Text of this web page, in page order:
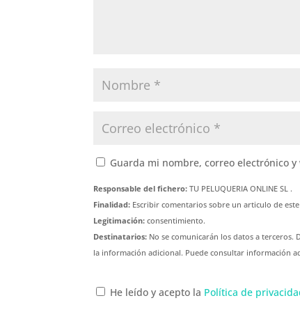
Guarda mi nombre, correo electrónico
Responsable del fichero: TU PELUQUERIA ONLINE SL .
Finalidad: Escribir comentarios sobre un articulo de
Legitimación: consentimiento.
Destinatarios: No se comunicarán los datos a terceros.
la información adicional. Puede consultar información
He leído y acepto la Política de